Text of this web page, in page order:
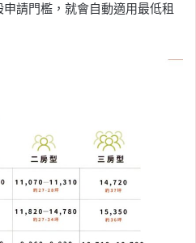
請門檻，就會自動適用最低租